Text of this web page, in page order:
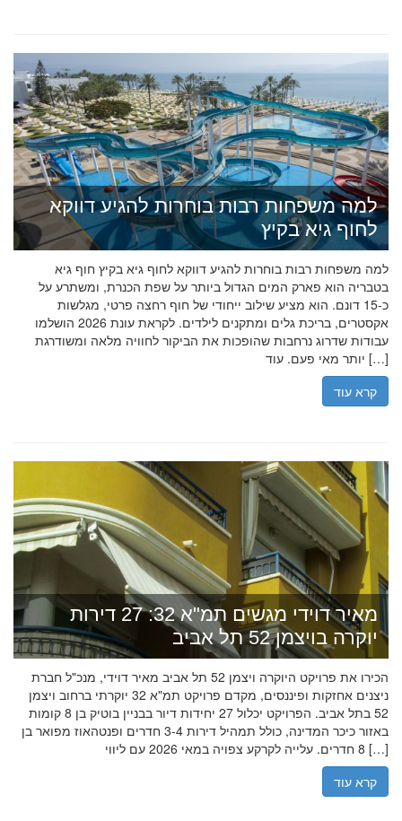
למה משפחות רבות בוחרות להגיע דווקא
לחוף גיא בקיץ
למה משפחות רבות בוחרות להגיע דווקא לחוף גיא בקיץ חוף גיא
בטבריה הוא פארק המים הגדול ביותר על שפת הכנרת, ומשתרע על
כ-15 דונם. הוא מציע שילוב ייחודי של חוף רחצה פרטי, מגלשות
אקסטרים, בריכת גלים ומתקנים לילדים. לקראת עונת 2026 הושלמו
עבודות שדרוג נרחבות שהופכות את הביקור לחוויה מלאה ומשודרגת
יותר מאי פעם. עוד […]
קרא עוד
מאיר דוידי מגשים תמ"א 32: 27 דירות
יוקרה בויצמן 52 תל אביב
הכירו את פרויקט היוקרה ויצמן 52 תל אביב מאיר דוידי, מנכ"ל חברת
ניצנים אחזקות ופיננסים, מקדם פרויקט תמ"א 32 יוקרתי ברחוב ויצמן
52 בתל אביב. הפרויקט יכלול 27 יחידות דיור בבניין בוטיק בן 8 קומות
באזור כיכר המדינה, כולל תמהיל דירות 3-4 חדרים ופנטהאוז מפואר בן
8 חדרים. עלייה לקרקע צפויה במאי 2026 עם ליווי […]
קרא עוד